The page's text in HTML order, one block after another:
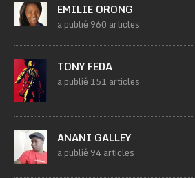
EMILIE ORONG
a publié 960 articles
TONY FEDA
a publié 151 articles
ANANI GALLEY
a publié 94 articles